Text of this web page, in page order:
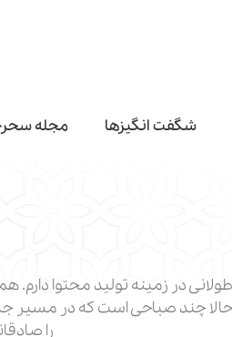
شگفت انگیز‌ها مجله
در زمینه تولید محتوا دارم.
چند صباحی است که در مسیر
را